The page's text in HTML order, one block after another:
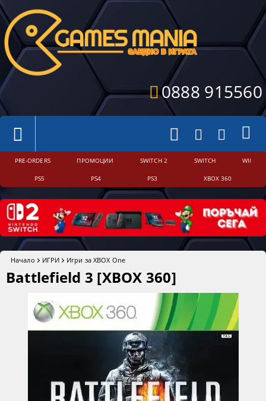
0888 915560
PRE-ORDERS ПРОМОЦИИ SWITCH 2 SWITCH WII
PS5 PS4 PS3 XBOX 360
Начало ИГРИ Игри за XBOX One
Battlefield 3 [XBOX 360]